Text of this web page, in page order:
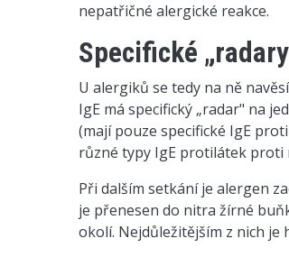
nepatřičné alergické reakce.
Specifické
U alergiků se tedy na ně
IgE má specifický „radar" na
(mají pouze specifické IgE
různé typy IgE protilátek proti
Při dalším setkání je alergen
je přenesen do nitra žírné
okolí. Nejdůležitějším z nich je